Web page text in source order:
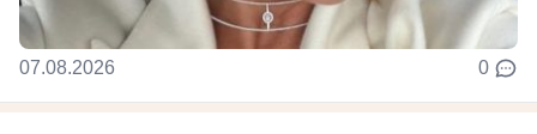
07.08.2026 0